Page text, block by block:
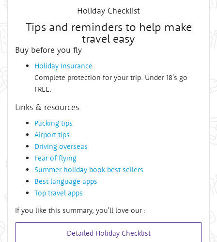
Holiday Checklist
Tips and reminders to help make
travel easy
Buy before you fly
Holiday Insurance
Complete protection for your trip. Under 18's go
FREE.
Links & resources
Packing tips
Airport tips
Driving overseas
Fear of flying
Summer holiday book best sellers
Best language apps
Top travel apps
If you like this summary, you'll love our :
Detailed Holiday Checklist